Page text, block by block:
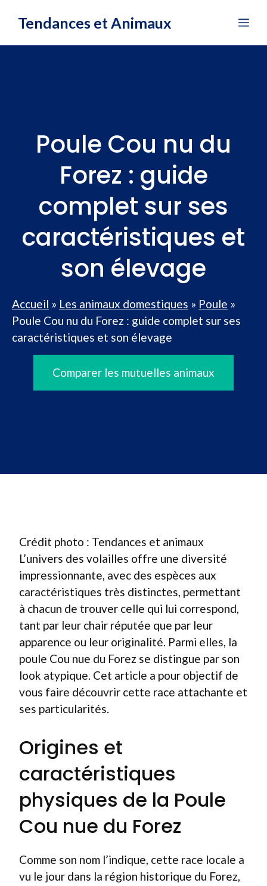
Tendances et Animaux
Poule Cou nu du
Forez : guide
complet sur ses
caractéristiques et
son élevage
Accueil » Les animaux domestiques » Poule »
Poule Cou nu du Forez : guide complet sur ses
caractéristiques et son élevage
Comparer les mutuelles animaux
Crédit photo : Tendances et animaux
L’univers des volailles offre une diversité
impressionnante, avec des espèces aux
caractéristiques très distinctes, permettant
à chacun de trouver celle qui lui correspond,
tant par leur chair réputée que par leur
apparence ou leur originalité. Parmi elles, la
poule Cou nue du Forez se distingue par son
look atypique. Cet article a pour objectif de
vous faire découvrir cette race attachante et
ses particularités.
Origines et
caractéristiques
physiques de la Poule
Cou nue du Forez
Comme son nom l’indique, cette race locale a
vu le jour dans la région historique du Forez,